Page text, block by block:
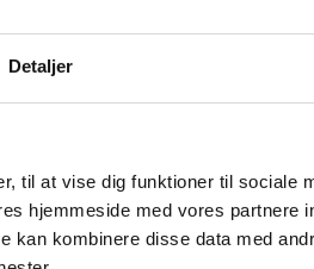
Detaljer
til at vise dig funktioner til sociale
hjemmeside med vores partnere
kan kombinere disse data med